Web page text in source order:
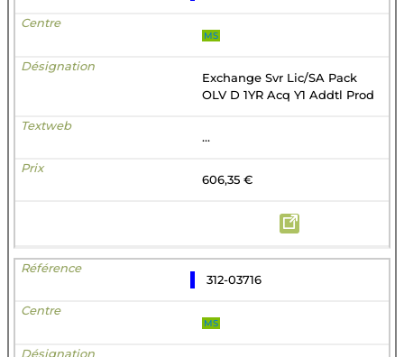
MS
Exchange Svr Lic/SA Pack
OLV D 1YR Acq Y1 Addtl Prod
...
606,35 €
312-03716
MS